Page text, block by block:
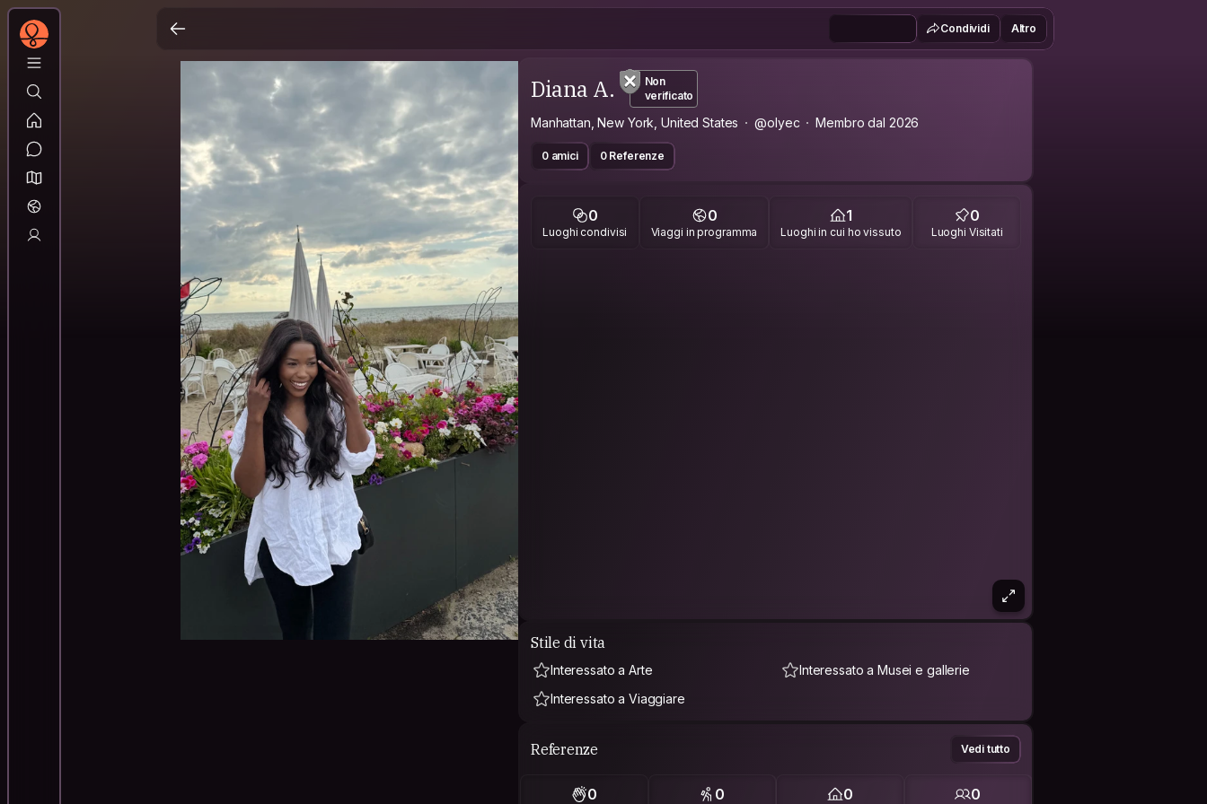
Condividi Altro
Diana A.
Non
verificato
Manhattan, New York, United States @olyec Membro dal 2026
0 amici 0 Referenze
0
Luoghi condivisi
0
Viaggi in programma
1
Luoghi in cui ho vissuto
0
Luoghi Visitati
Stile di vita
Interessato a Arte
Interessato a Musei e gallerie
Interessato a Viaggiare
Referenze Vedi tutto
0 0 0 0